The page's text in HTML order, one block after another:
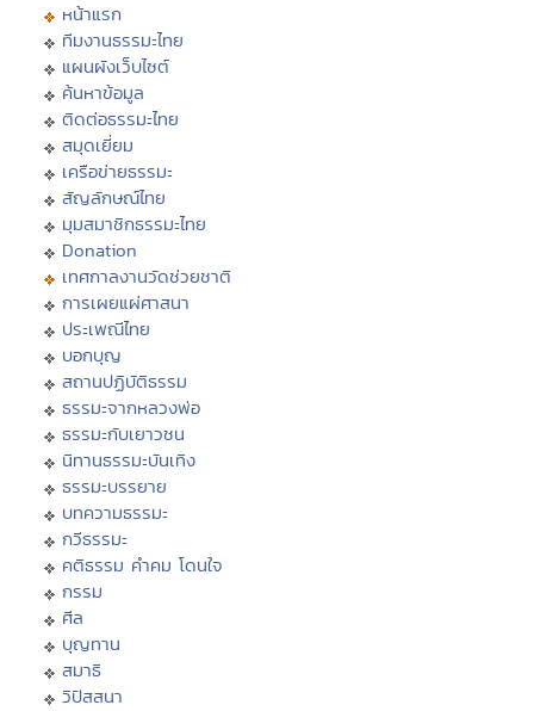
หน้าแรก
ทีมงานธรรมะไทย
แผนผังเว็บไซต์
ค้นหาข้อมูล
ติดต่อธรรมะไทย
สมุดเยี่ยม
เครือข่ายธรรมะ
สัญลักษณ์ไทย
มุมสมาชิกธรรมะไทย
Donation
เทศกาลงานวัดช่วยชาติ
การเผยแผ่ศาสนา
ประเพณีไทย
บอกบุญ
สถานปฏิบัติธรรม
ธรรมะจากหลวงพ่อ
ธรรมะกับเยาวชน
นิทานธรรมะบันเทิง
ธรรมะบรรยาย
บทความธรรมะ
กวีธรรมะ
คติธรรม คำคม โดนใจ
กรรม
ศีล
บุญทาน
สมาธิ
วิปัสสนา